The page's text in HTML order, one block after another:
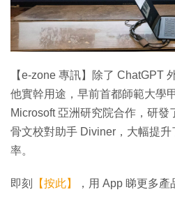
【e-zone 專訊】除了 ChatGPT
他實幹用途，早前首都師範大學
Microsoft 亞洲研究院合作，研發
骨文校對助手 Diviner，大幅提
率。
即刻 【按此】 ，用 App 睇更多